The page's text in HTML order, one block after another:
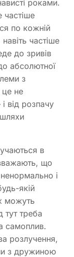
роками.
по кожній
частіше
до зривів
абсолютної
з
це не
від розпачу
в
що
і
якій
можуть
тут треба
самоплив.
розлучення,
з дружиною